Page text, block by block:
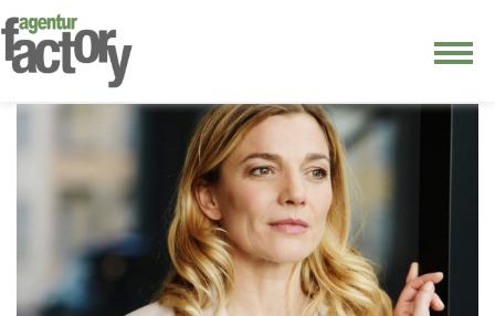
kontakt